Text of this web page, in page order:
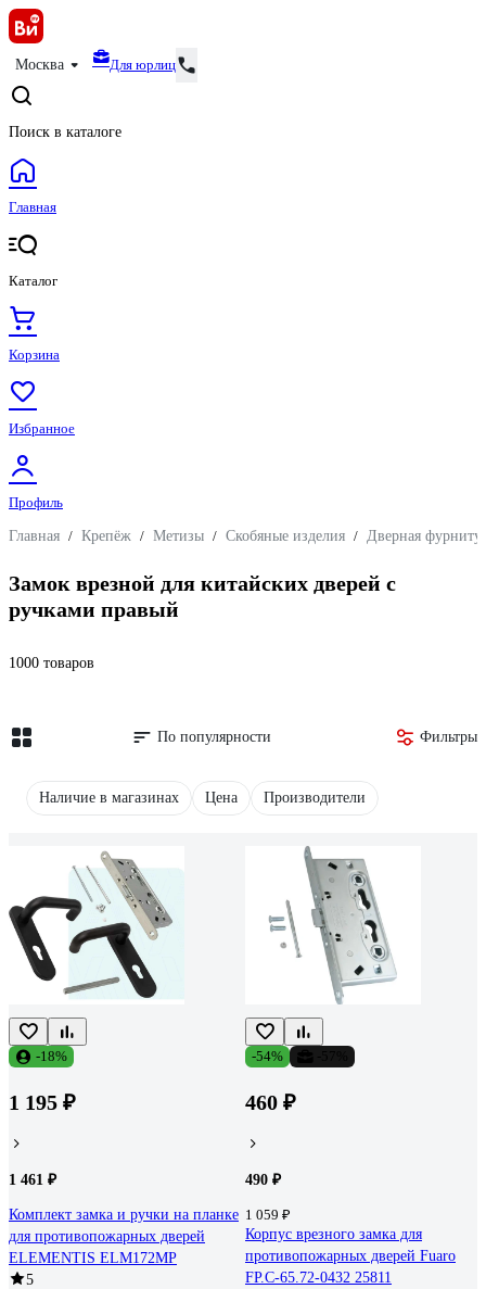
Москва Для юрлиц
Поиск в каталоге
Главная
Каталог
Корзина
Избранное
Профиль
Главная / Крепёж / Метизы / Скобяные изделия / Дверная
Замок врезной для китайских дверей с
ручками правый
1000 товаров
По популярности Фильтры
Наличие в магазинах Цена Производители
-18%
1 195 ₽
1 461 ₽
Комплект замка и ручки на планке
для противопожарных дверей
ELEMENTIS ELM172MP
5
-54%
460 ₽
490 ₽
1 059 ₽
Корпус врезного замка для
противопожарных дверей Fuaro
FP.C-65.72-0432 25811